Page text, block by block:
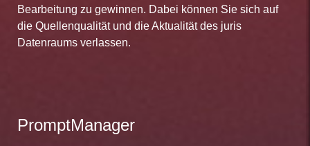
Bearbeitung zu gewinnen. Dabei können Sie sich auf
die Quellenqualität und die Aktualität des juris
Datenraums verlassen.
PromptManager